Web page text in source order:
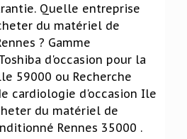
Quelle entreprise
du matériel de
? Gamme
d'occasion pour la
59000 ou Recherche
cardiologie d'occasion Ile
du matériel de
Rennes 35000 .